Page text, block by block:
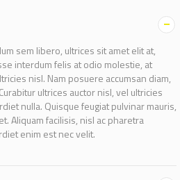
sem libero, ultrices sit amet elit at,
interdum felis at odio molestie, at
nisl. Nam posuere accumsan diam,
ultrices auctor nisl, vel ultricies
nulla. Quisque feugiat pulvinar mauris,
Aliquam facilisis, nisl ac pharetra
enim est nec velit.